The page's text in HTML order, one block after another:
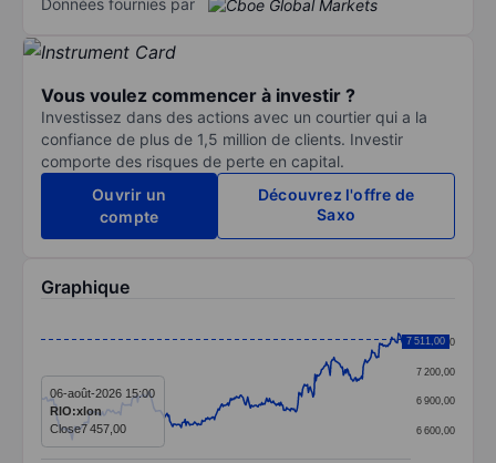
Vous voulez commencer à investir ?
Investissez dans des actions avec un courtier qui a la
confiance de plus de 1,5 million de clients. Investir
comporte des risques de perte en capital.
Ouvrir un
compte
Découvrez l'offre de
Saxo
Graphique
The chart has 1 X axis displaying categories.
The chart has 1 Y axis displaying values. Data6 600,00
6 900,00
7 200,00
7 500,00
7 511,00
06-août-2026 15:00
RIO:xlon
Close7 457,00